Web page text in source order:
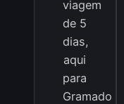
viagem
de 5
dias,
aqui
para
Gramado